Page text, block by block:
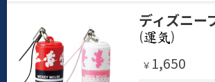
ディズニー
( )
￥ 1,650